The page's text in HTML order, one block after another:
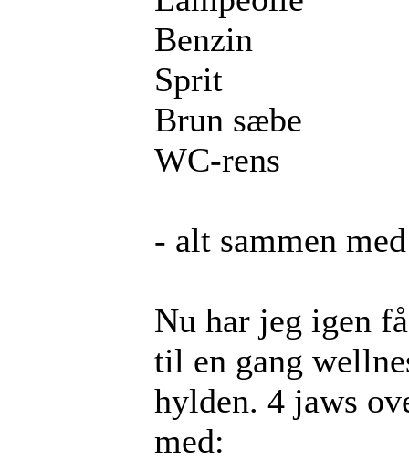
Benzin
Sprit
Brun sæbe
WC-rens
- alt sammen
Nu har jeg igen
til en gang
hylden. 4 jaws
med: